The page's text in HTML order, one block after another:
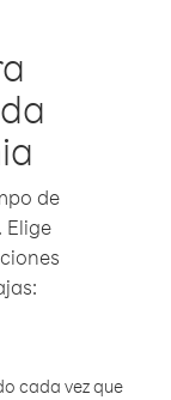
de
Elige
cada vez que